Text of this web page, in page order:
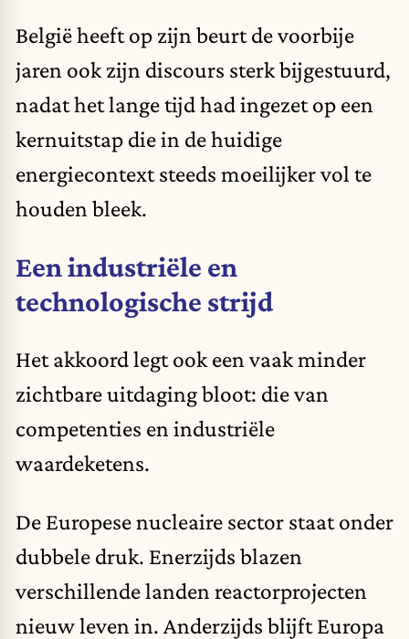
België heeft op zijn beurt de voorbije
jaren ook zijn discours sterk bijgestuurd,
nadat het lange tijd had ingezet op een
kernuitstap die in de huidige
energiecontext steeds moeilijker vol te
houden bleek.
Een industriële en
technologische strijd
Het akkoord legt ook een vaak minder
zichtbare uitdaging bloot: die van
competenties en industriële
waardeketens.
De Europese nucleaire sector staat onder
dubbele druk. Enerzijds blazen
verschillende landen reactorprojecten
nieuw leven in. Anderzijds blijft Europa